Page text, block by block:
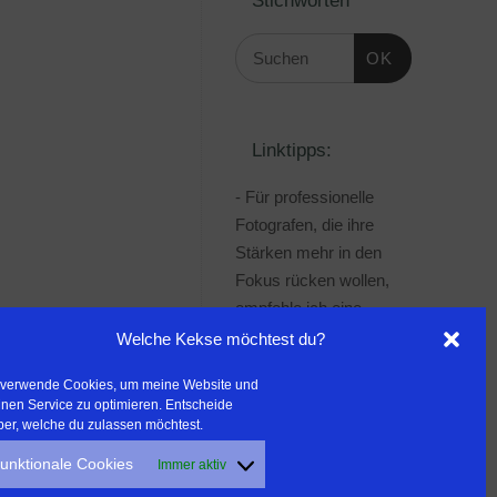
Welche Kekse möchtest du?
verwende Cookies, um meine Website und
Service zu optimieren. Entscheide
welche du zulassen möchtest.
Cookies Immer aktiv
OK
Linktipps:
- Für professionelle
Fotografen, die ihre
Stärken mehr in den
Fokus rücken wollen,
empfehle ich eine
Beratung durch Frau
Wanderfreak.de